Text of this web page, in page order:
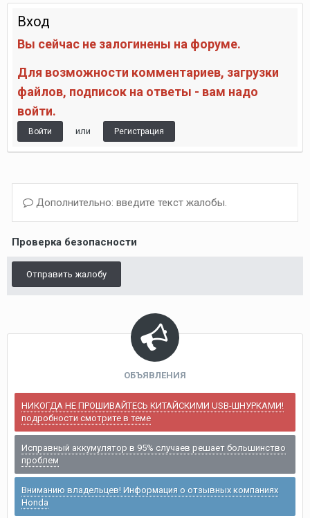
Вход
Вы сейчас не залогинены на форуме.
Для возможности комментариев, загрузки
файлов, подписок на ответы - вам надо
войти.
Войти или Регистрация
Дополнительно: введите текст жалобы.
Проверка безопасности
Отправить жалобу
ОБЪЯВЛЕНИЯ
НИКОГДА НЕ ПРОШИВАЙТЕСЬ КИТАЙСКИМИ USB-ШНУРКАМИ!
подробности смотрите в теме
Исправный аккумулятор в 95% случаев решает большинство
проблем
Вниманию владельцев! Информация о отзывных компаниях
Honda